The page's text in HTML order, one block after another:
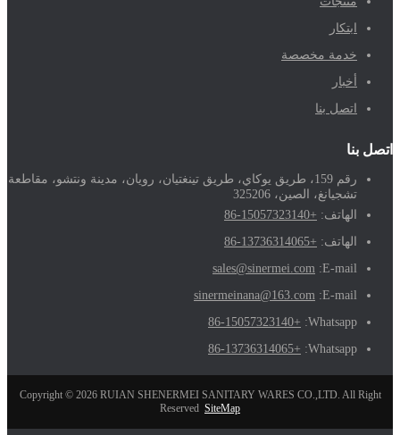
ابتكار
خدمة مخصصة
أخبار
اتصل بنا
اتصل بنا
رقم 159، طريق يوكاي، طريق تينغتيان، رويان، مدينة ونتشو، مقاطعة
تشجيانغ، الصين، 325206
الهاتف: +86-15057323140
الهاتف: +86-13736314065
E-mail:
sales@sinermei.com
E-mail:
sinermeinana@163.com
Whatsapp:
+86-15057323140
Whatsapp:
+86-13736314065
Copyright © 2026 RUIAN SHENERMEI SANITARY WARES CO.,LTD. All Right
Reserved SiteMap